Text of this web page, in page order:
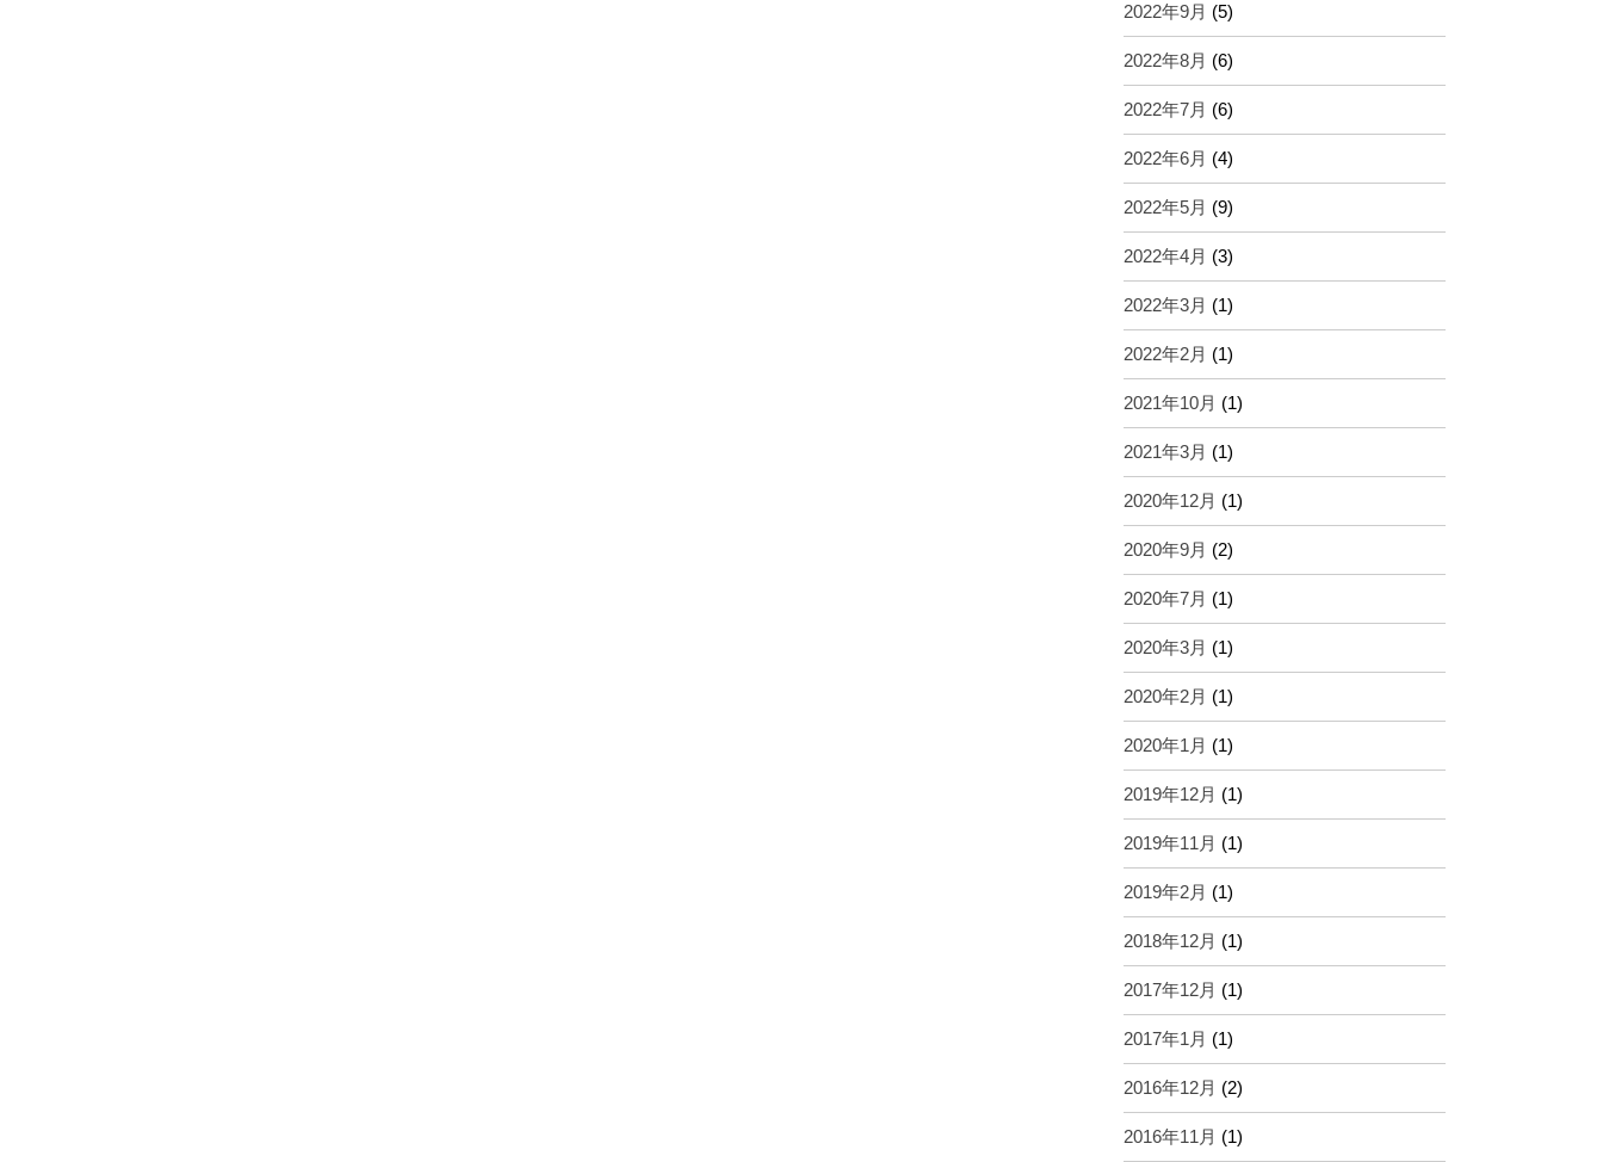
2022年9月 (5)
2022年8月 (6)
2022年7月 (6)
2022年6月 (4)
2022年5月 (9)
2022年4月 (3)
2022年3月 (1)
2022年2月 (1)
2021年10月 (1)
2021年3月 (1)
2020年12月 (1)
2020年9月 (2)
2020年7月 (1)
2020年3月 (1)
2020年2月 (1)
2020年1月 (1)
2019年12月 (1)
2019年11月 (1)
2019年2月 (1)
2018年12月 (1)
2017年12月 (1)
2017年1月 (1)
2016年12月 (2)
2016年11月 (1)